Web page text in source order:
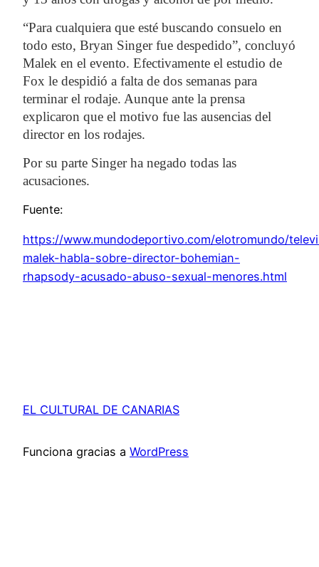
“Para cualquiera que esté buscando consuelo en
todo esto, Bryan Singer fue despedido”, concluyó
Malek en el evento. Efectivamente el estudio de
Fox le despidió a falta de dos semanas para
terminar el rodaje. Aunque ante la prensa
explicaron que el motivo fue las ausencias del
directoren los rodajes.
Por su parte Singer ha negado todas las
acusaciones.
Fuente:
https://www.mundodeportivo.com/elotromundo/
malek-habla-sobre-director-bohemian-
rhapsody-acusado-abuso-sexual-menores.html
EL CULTURAL DE CANARIAS
Funciona gracias a WordPress